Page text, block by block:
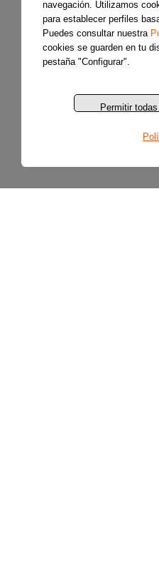
navegación. Utilizamos
para establecer perfiles
Puedes consultar nuestra
cookies se guarden en tu
pestaña "Configurar".
Permitir todas